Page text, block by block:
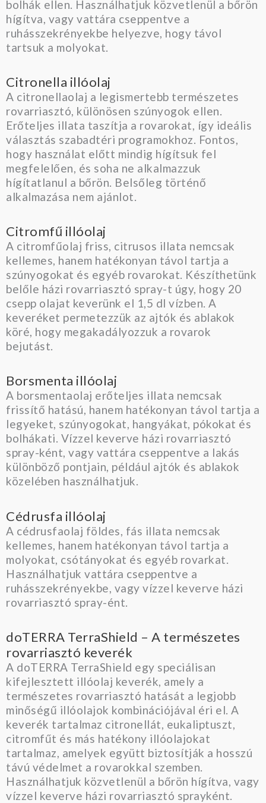
bolhák ellen. Használhatjuk közvetlenül a bőrön
hígítva, vagy vattára cseppentve a
ruhásszekrényekbe helyezve, hogy távol
tartsuk a molyokat.
Citronella illóolaj
A citronellaolaj a legismertebb természetes
rovarriasztó, különösen szúnyogok ellen.
Erőteljes illata taszítja a rovarokat, így ideális
választás szabadtéri programokhoz. Fontos,
hogy használat előtt mindig hígítsuk fel
megfelelően, és soha ne alkalmazzuk
hígítatlanul a bőrön. Belsőleg történő
alkalmazása nem ajánlot.
Citromfű illóolaj
A citromfűolaj friss, citrusos illata nemcsak
kellemes, hanem hatékonyan távol tartja a
szúnyogokat és egyéb rovarokat. Készíthetünk
belőle házi rovarriasztó spray-t úgy, hogy 20
csepp olajat keverünk el 1,5 dl vízben. A
keveréket permetezzük az ajtók és ablakok
köré, hogy megakadályozzuk a rovarok
bejutást.
Borsmenta illóolaj
A borsmentaolaj erőteljes illata nemcsak
frissítő hatású, hanem hatékonyan távol tartja a
legyeket, szúnyogokat, hangyákat, pókokat és
bolhákati. Vízzel keverve házi rovarriasztó
spray-ként, vagy vattára cseppentve a lakás
különböző pontjain, például ajtók és ablakok
közelében használhatjuk.
Cédrusfa illóolaj
A cédrusfaolaj földes, fás illata nemcsak
kellemes, hanem hatékonyan távol tartja a
molyokat, csótányokat és egyéb rovarkat.
Használhatjuk vattára cseppentve a
ruhásszekrényekbe, vagy vízzel keverve házi
rovarriasztó spray-ént.
doTERRA TerraShield – A természetes
rovarriasztó keverék
A doTERRA TerraShield egy speciálisan
kifejlesztett illóolaj keverék, amely a
természetes rovarriasztó hatását a legjobb
minőségű illóolajok kombinációjával éri el. A
keverék tartalmaz citronellát, eukaliptuszt,
citromfűt és más hatékony illóolajokat
tartalmaz, amelyek együtt biztosítják a hosszú
távú védelmet a rovarokkal szemben.
Használhatjuk közvetlenül a bőrön hígítva, vagy
vízzel keverve házi rovarriasztó sprayként.